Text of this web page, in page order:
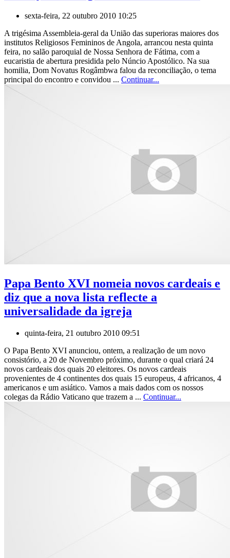
sexta-feira, 22 outubro 2010 10:25
A trigésima Assembleia-geral da União das superioras maiores dos
institutos Religiosos Femininos de Angola, arrancou nesta quinta
feira, no salão paroquial de Nossa Senhora de Fátima, com a
eucaristia de abertura presidida pelo Núncio Apostólico. Na sua
homilia, Dom Novatus Rogâmbwa falou da reconciliação, o tema
principal do encontro e convidou ... Continuar...
Papa Bento XVI nomeia novos cardeais e
diz que a nova lista reflecte a
universalidade da igreja
quinta-feira, 21 outubro 2010 09:51
O Papa Bento XVI anunciou, ontem, a realização de um novo
consistório, a 20 de Novembro próximo, durante o qual criará 24
novos cardeais dos quais 20 eleitores. Os novos cardeais
provenientes de 4 continentes dos quais 15 europeus, 4 africanos, 4
americanos e um asiático. Vamos a mais dados com os nossos
colegas da Rádio Vaticano que trazem a ... Continuar...